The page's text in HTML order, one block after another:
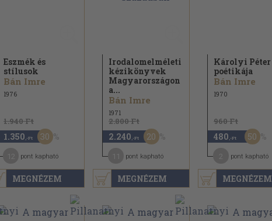
MEGNÉZEM
Eszmék és
stílusok
Bán Imre
1976
1.940 Ft
1.350 ,-Ft 30
pont kapható
MEGNÉZEM
Irodalomelméleti
kézikönyvek
Magyarországon
a...
Bán Imre
1971
2.800 Ft
2.240 ,-Ft 20
pont kapható
MEGNÉZEM
Károlyi Péter
poétikája
Bán Imre
1970
960 Ft
480 ,-Ft 50
pont kapható